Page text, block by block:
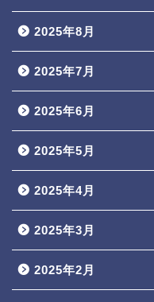
2025年8月
2025年7月
2025年6月
2025年5月
2025年4月
2025年3月
2025年2月